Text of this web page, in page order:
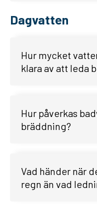
Dagvatten
Hur mycket
klara av att leda
Hur påverkas
bräddning?
Vad händer när
regn än